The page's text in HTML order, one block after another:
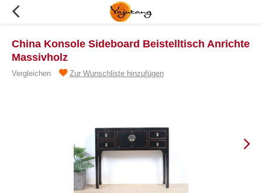
China Konsole Sideboard Beistelltisch Anrichte
Massivholz
Vergleichen Zur Wunschliste hinzufügen